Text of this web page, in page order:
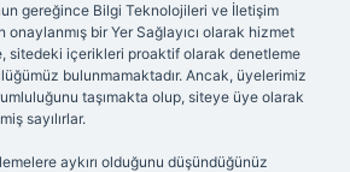
gereğince Bilgi Teknolojileri ve İletişim
onaylanmış bir Yer Sağlayıcı olarak hizmet
sitedeki içerikleri proaktif olarak denetleme
bulunmamaktadır. Ancak, üyelerimiz
taşımakta olup, siteye üye olarak
sayılırlar.
aykırı olduğunu düşündüğünüz